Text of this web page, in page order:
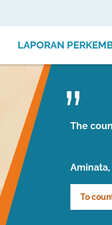
LAPORAN
The
To